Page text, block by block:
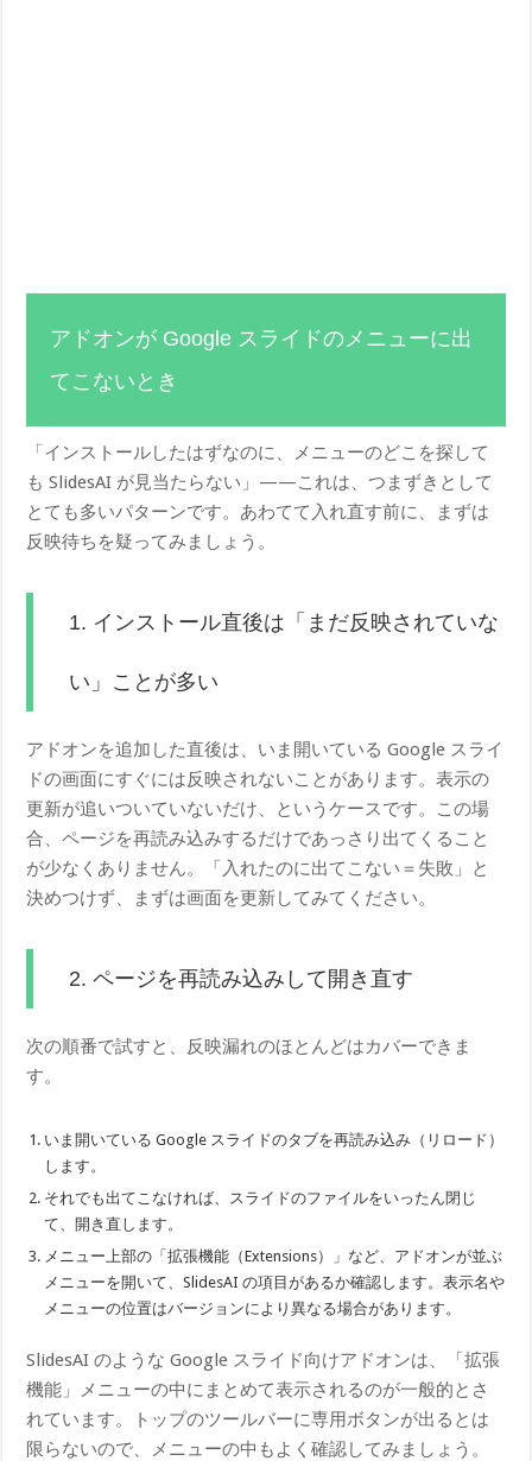
アドオンが Google スライドのメニューに出
てこないとき
「インストールしたはずなのに、メニューのどこを探して
も SlidesAI が見当たらない」——これは、つまずきとして
とても多いパターンです。あわてて入れ直す前に、まずは
反映待ちを疑ってみましょう。
1. インストール直後は「まだ反映されていな
い」ことが多い
アドオンを追加した直後は、いま開いている Google スライ
ドの画面にすぐには反映されないことがあります。表示の
更新が追いついていないだけ、というケースです。この場
合、ページを再読み込みするだけであっさり出てくること
が少なくありません。「入れたのに出てこない＝失敗」と
決めつけず、まずは画面を更新してみてください。
2. ページを再読み込みして開き直す
次の順番で試すと、反映漏れのほとんどはカバーできま
す。
いま開いている Google スライドのタブを再読み込み（リロード）
します。
それでも出てこなければ、スライドのファイルをいったん閉じ
て、開き直します。
メニュー上部の「拡張機能（Extensions）」など、アドオンが並ぶ
メニューを開いて、SlidesAI の項目があるか確認します。表示名や
メニューの位置はバージョンにより異なる場合があります。
SlidesAI のような Google スライド向けアドオンは、「拡張
機能」メニューの中にまとめて表示されるのが一般的とさ
れています。トップのツールバーに専用ボタンが出るとは
限らないので、メニューの中もよく確認してみましょう。